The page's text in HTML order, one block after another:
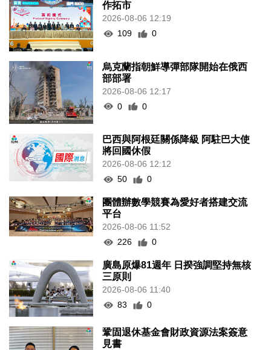
作拓市
2026-08-06 12:19
109
0
烏克蘭指朝鮮導彈部隊開始在俄西
部部署
2026-08-06 12:17
0
0
巴西與阿根廷關係降級 阿駐巴大使
將回國休假
2026-08-06 12:12
50
0
團體辦數學競賽為愛好者搭建交流
平台
2026-08-06 11:52
226
0
廣島原爆81週年 日揆強調堅持無核
三原則
2026-08-06 11:40
83
0
鞏固退休基金會財政資源法案簽意
見書